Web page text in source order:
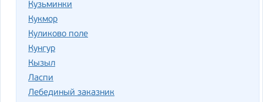
Кузьминки
Кукмор
Куликово поле
Кунгур
Кызыл
Ласпи
Лебединый заказник